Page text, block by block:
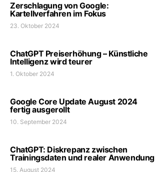
Zerschlagung von Google:
Kartellverfahren im Fokus
23. Oktober 2024
ChatGPT Preiserhöhung – Künstliche
Intelligenz wird teurer
1. Oktober 2024
Google Core Update August 2024
fertig ausgerollt
10. September 2024
ChatGPT: Diskrepanz zwischen
Trainingsdaten und realer Anwendung
15. August 2024